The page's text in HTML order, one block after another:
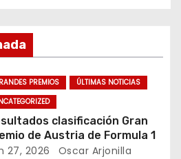
PREMIOS
ÚLTIMAS NOTICIAS
clasificación Gran
de Austria de Formula 1
27, 2026
Oscar Arjonilla